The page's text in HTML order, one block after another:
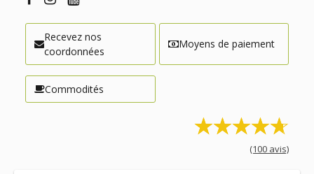
Recevez nos
coordonnées
Moyens de paiement
Commodités
(100 avis)